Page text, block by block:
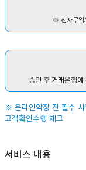
※ 전자무역/
승인 후 거래은행
※ 온라인약정 전 필수
고객확인수행 체크
서비스 내용